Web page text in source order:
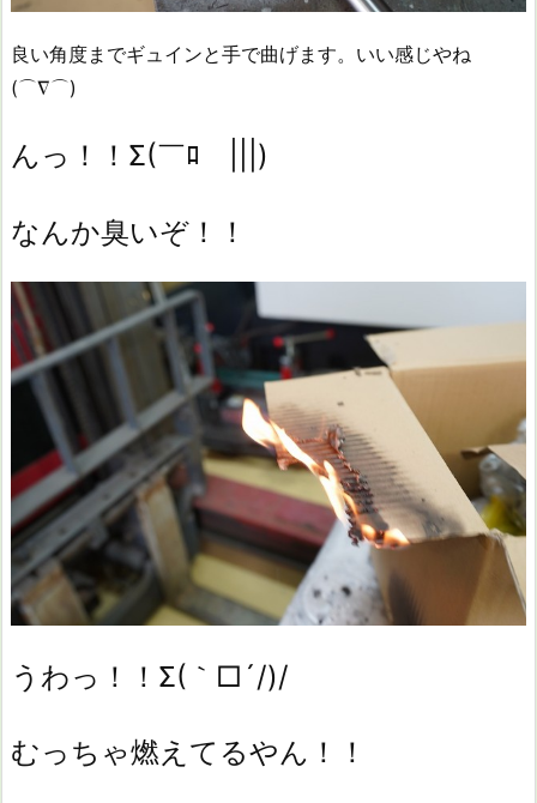
良い角度までギュインと手で曲げます。いい感じやね
(⌒∇⌒)
んっ！！Σ(￣ﾛ￣|||)
なんか臭いぞ！！
うわっ！！Σ(｀□´/)/
むっちゃ燃えてるやん！！